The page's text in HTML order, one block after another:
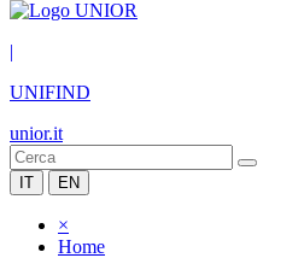
|
UNIFIND
unior.it
IT EN
×
Home